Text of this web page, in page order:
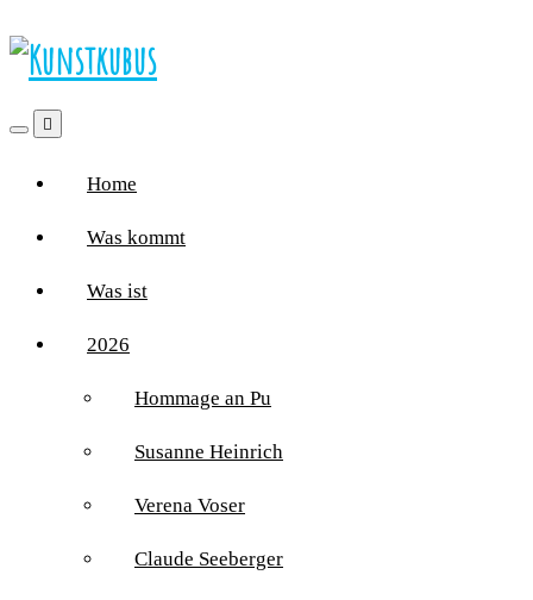
Home
Was kommt
Was ist
2026
Hommage an Pu
Susanne Heinrich
Verena Voser
Claude Seeberger